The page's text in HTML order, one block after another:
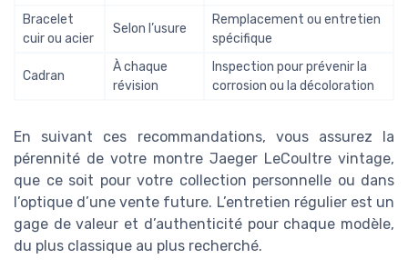
Bracelet
cuir ou acier
Selon l’usure
Remplacement ou entretien
spécifique
Cadran
À chaque
révision
Inspection pour prévenir la
corrosion ou la décoloration
En suivant ces recommandations, vous assurez la
pérennité de votre montre Jaeger LeCoultre vintage,
que ce soit pour votre collection personnelle ou dans
l’optique d’une vente future. L’entretien régulier est un
gage de valeur et d’authenticité pour chaque modèle,
du plus classique au plus recherché.